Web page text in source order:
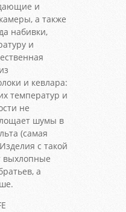
и
а также
набивки,
и
и кевлара:
температур и
не
шумы в
(самая
с такой
выхлопные
а